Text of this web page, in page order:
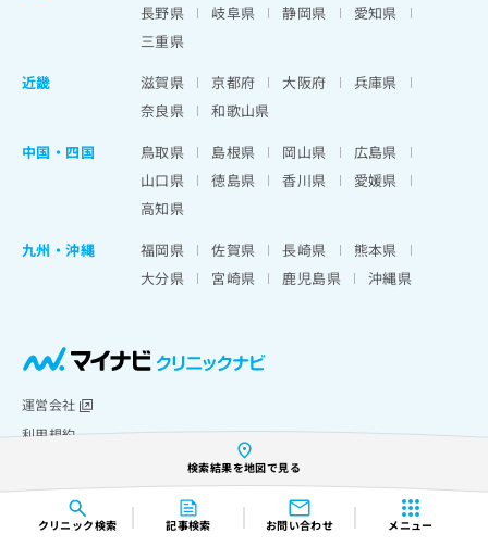
クリニック検索 記事検索 お問い合わせ メニュー
検索結果を地図で見る
長野県
岐阜県 静岡県
愛知県
三重県
近畿
滋賀県 京都府 大阪府
兵庫県
奈良県
和歌山県
中国・四国
鳥取県 島根県 岡山県
広島県
山口県
徳島県 香川県
愛媛県
高知県
九州・沖縄
福岡県 佐賀県 長崎県
熊本県
大分県
宮崎県 鹿児島県 沖縄県
運営会社
利用規約
掲載情報の修正について
個人情報の取り扱いについて